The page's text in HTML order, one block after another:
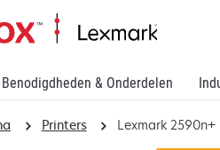
Benodigdheden & Onderdelen
Printers Lexmark